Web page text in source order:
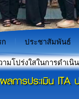
ป้องกันภัยไซเบอร์สำหรั
ำเนินงานของหน่วย
ประชาสัมพันธ์
ผลการประเมิน ITA